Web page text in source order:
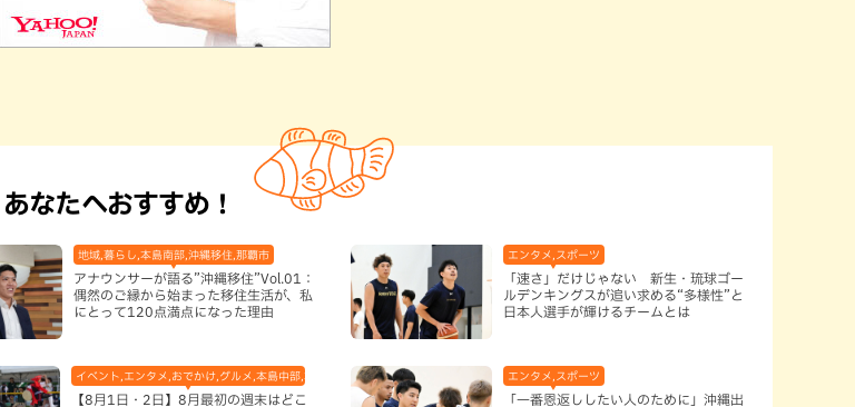
あなたへおすすめ！
地域,暮らし,本島南部,沖縄移住,那覇市
アナウンサーが語る”沖縄移住”Vol.01：
偶然のご縁から始まった移住生活が、私
にとって120点満点になった理由
エンタメ,スポーツ
「速さ」だけじゃない 新生・琉球ゴー
ルデンキングスが追い求める“多様性”と
日本人選手が輝けるチームとは
イベント,エンタメ,おでかけ,グルメ,本島中部,本島北部,本島南部
【8月1日・2日】8月最初の週末はどこ
エンタメ,スポーツ
「一番恩返ししたい人のために」沖縄出